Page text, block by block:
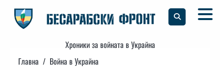
content
Хроники за войната в Украйна
Главна
Война в Украйна